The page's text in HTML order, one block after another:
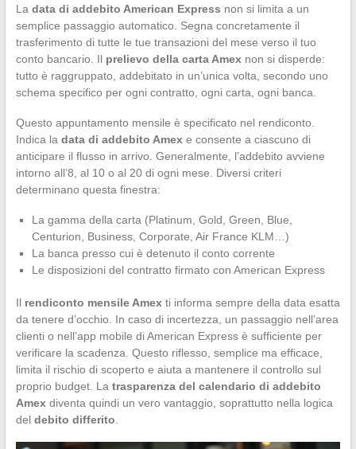
La data di addebito American Express non si limita a un
semplice passaggio automatico. Segna concretamente il
trasferimento di tutte le tue transazioni del mese verso il tuo
conto bancario. Il prelievo della carta Amexnon si disperde:
tutto è raggruppato, addebitato in un’unica volta, secondo uno
schema specifico per ogni contratto, ogni carta, ogni banca.
Questo appuntamento mensile è specificato nel rendiconto.
Indica la data di addebito Amexe consente a ciascuno di
anticipare il flusso in arrivo. Generalmente, l’addebito avviene
intorno all’8, al 10 o al 20 di ogni mese. Diversi criteri
determinano questa finestra:
La gamma della carta (Platinum, Gold, Green, Blue,
Centurion, Business, Corporate, Air France KLM…)
La banca presso cui è detenuto il conto corrente
Le disposizioni del contratto firmato con American Express
Il rendiconto mensile Amexti informa sempre della data esatta
da tenere d’occhio. In caso di incertezza, un passaggio nell’area
clienti o nell’app mobile di American Express è sufficiente per
verificare la scadenza. Questo riflesso, semplice ma efficace,
limita il rischio di scoperto e aiuta a mantenere il controllo sul
proprio budget. La trasparenza del calendario di addebito
Amexdiventa quindi un vero vantaggio, soprattutto nella logica
del debito differito